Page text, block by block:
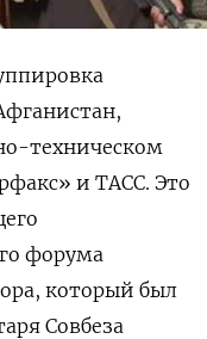
техническом
и ТАСС. Это
форума
который был
Совбеза